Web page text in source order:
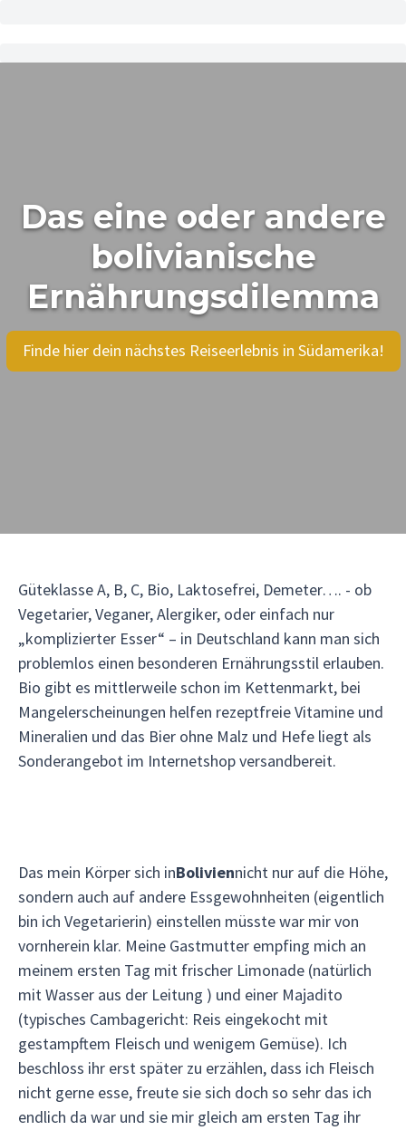
Das eine oder andere
bolivianische
Ernährungsdilemma
Finde hier dein nächstes Reiseerlebnis in Südamerika!
Güteklasse A, B, C, Bio, Laktosefrei, Demeter…. - ob
Vegetarier, Veganer, Alergiker, oder einfach nur
„komplizierter Esser“ – in Deutschland kann man sich
problemlos einen besonderen Ernährungsstil erlauben.
Bio gibt es mittlerweile schon im Kettenmarkt, bei
Mangelerscheinungen helfen rezeptfreie Vitamine und
Mineralien und das Bier ohne Malz und Hefe liegt als
Sonderangebot im Internetshop versandbereit.
Das mein Körper sich inBoliviennicht nur auf die Höhe,
sondern auch auf andere Essgewohnheiten (eigentlich
bin ich Vegetarierin) einstellen müsste war mir von
vornherein klar. Meine Gastmutter empfing mich an
meinem ersten Tag mit frischer Limonade (natürlich
mit Wasser aus der Leitung ) und einer Majadito
(typisches Cambagericht: Reis eingekocht mit
gestampftem Fleisch und wenigem Gemüse). Ich
beschloss ihr erst später zu erzählen, dass ich Fleisch
nicht gerne esse, freute sie sich doch so sehr das ich
endlich da war und sie mir gleich am ersten Tag ihr